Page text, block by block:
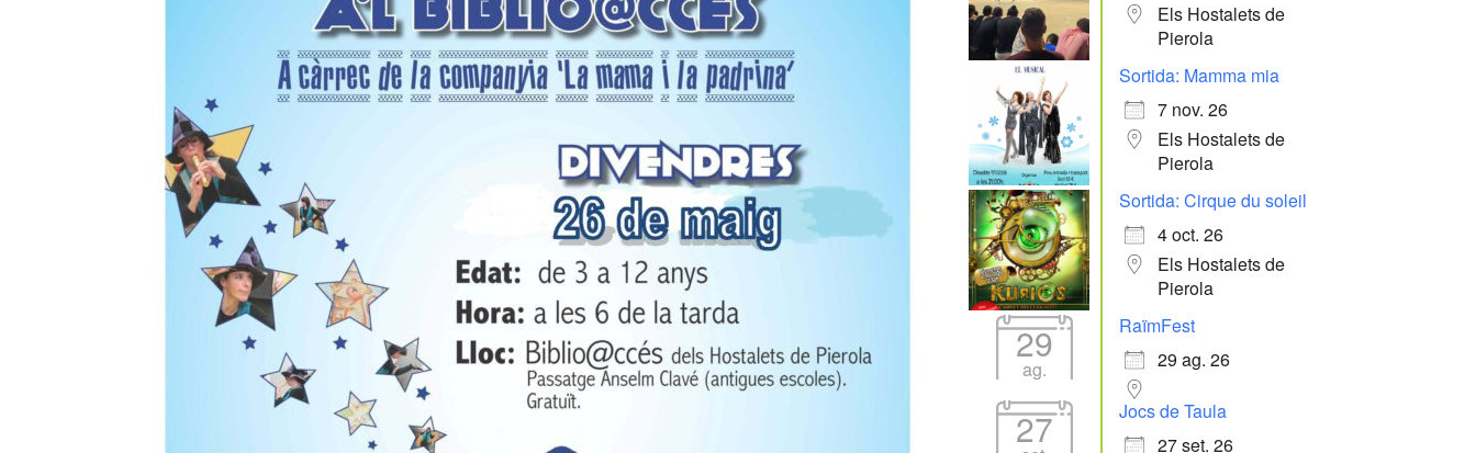
Els Hostalets de
Pierola
Sortida: Mamma mia
7 nov. 26
Els Hostalets de
Pierola
Sortida: Cirque du soleil
4 oct. 26
Els Hostalets de
Pierola
29
ag.
RaïmFest
29 ag. 26
27
Jocs de Taula
27 set. 26